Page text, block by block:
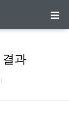
과